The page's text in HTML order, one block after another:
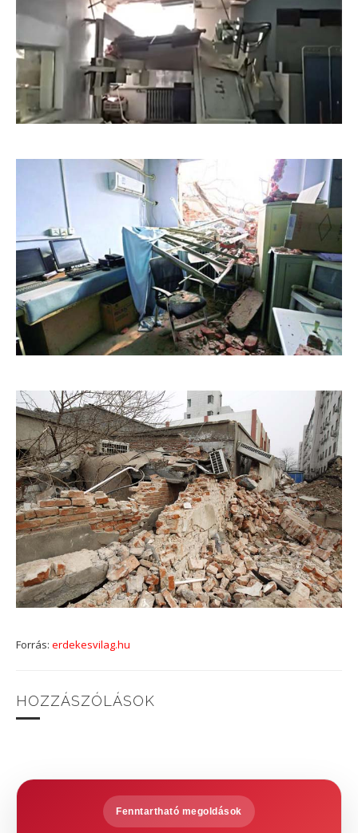
Forrás: erdekesvilag.hu
HOZZÁSZÓLÁSOK
Fenntartható megoldások